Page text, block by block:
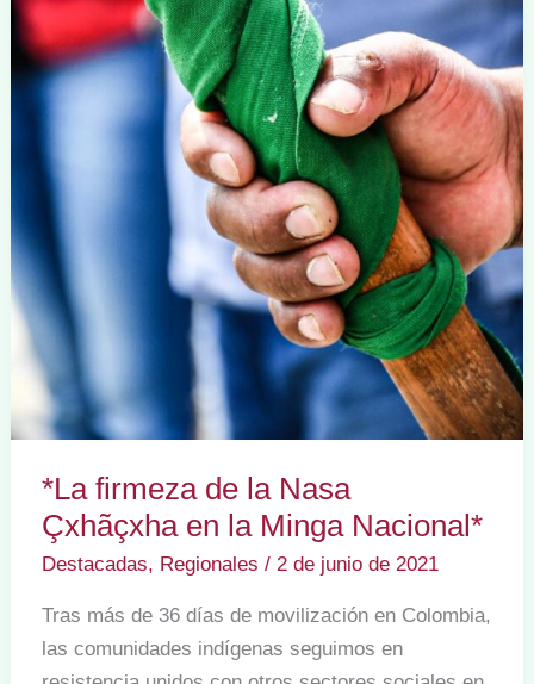
*La firmeza de la Nasa
Çxhãçxha en la Minga Nacional*
Destacadas, Regionales / 2 de junio de 2021
Tras más de 36 días de movilización en Colombia,
las comunidades indígenas seguimos en